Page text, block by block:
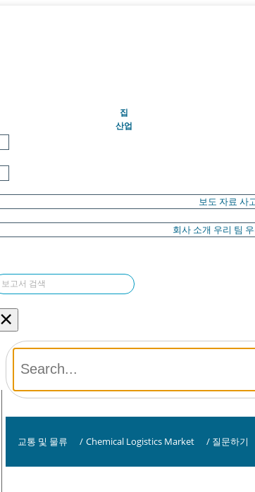
집(현재의)
산업
보도 자료 사
회사 소개 우리 팀
×
교통 및 물류 / Chemical Logistics Market / 질문하기